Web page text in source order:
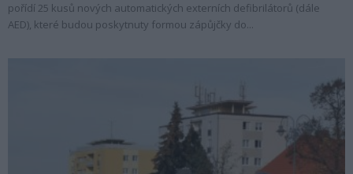
pořídí 25 kusů nových automatických externích defibrilátorů (dále
AED), které budou poskytnuty formou zápůjčky do...